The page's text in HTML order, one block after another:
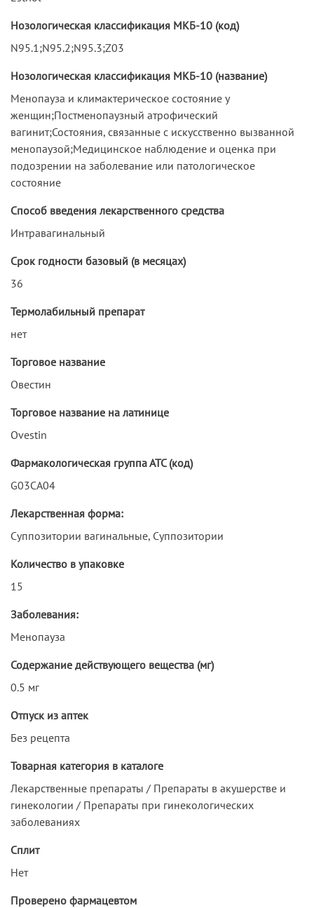
Нозологическая классификация МКБ-10 (код)
N95.1;N95.2;N95.3;Z03
Нозологическая классификация МКБ-10 (название)
Менопауза и климактерическое состояние у
женщин;Постменопаузный атрофический
вагинит;Состояния, связанные с искусственно вызванной
менопаузой;Медицинское наблюдение и оценка при
подозрении на заболевание или патологическое
состояние
Способ введения лекарственного средства
Интравагинальный
Срок годности базовый (в месяцах)
36
Термолабильный препарат
нет
Торговое название
Овестин
Торговое название на латинице
Ovestin
Фармакологическая группа АТС (код)
G03CA04
Лекарственная форма:
Суппозитории вагинальные, Суппозитории
Количество в упаковке
15
Заболевания:
Менопауза
Содержание действующего вещества (мг)
0.5 мг
Отпуск из аптек
Без рецепта
Товарная категория в каталоге
Лекарственные препараты / Препараты в акушерстве и
гинекологии / Препараты при гинекологических
заболеваниях
Сплит
Нет
Проверено фармацевтом